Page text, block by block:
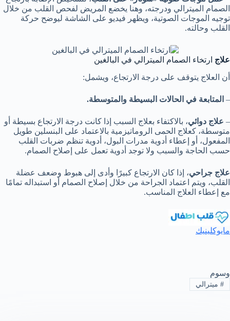
الصمام الميترالي ودرجته، وهنا يخضع المريض لفحص القلب من خلال
توجيه الموجات الصوتية، ويظهر فيديو على الشاشة ليوضح حركة
القلب وحالته.
علاج ارتخاء الصمام الميترالي في البالغين
أن العلاج يتوقف على درجة الارتجاع، ويشمل:
– المتابعة في الحالات البسيطة والمتوسطة.
– علاج دوائي، بالاكتفاء بعلاج السبب إذا كانت درجة الارتجاع بسيطة أو
متوسطة، كعلاج الحمى الروماتيزمية بالاعتماد على البنسلين طويل
المفعول، أو إعطاء أدوية مدرات البول، أدوية تنظم ضربات القلب
حسب الحاجة والسبب ولا توجد أدوية تعمل على إصلاح الصمام.
علاج جراحي، إذا كان الارتجاع كبيرًا وأدى إلى هبوط وضعف عضلة
القلب، ويتم اعتماد الجراحة من خلال إصلاح الصمام أو استبداله تمامًا
مع إعطاء العلاج المناسب.
مايوكلينيك
وسوم
#ميترالي